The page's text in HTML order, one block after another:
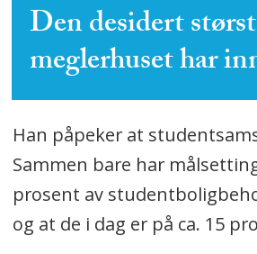
Den desidert
meglerhuset har
Han påpeker at
Sammen bare har
prosent av
og at de i dag er på ca. 15